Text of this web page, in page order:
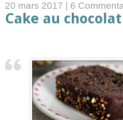
20 mars 2017 | 6
Cake au chocolat